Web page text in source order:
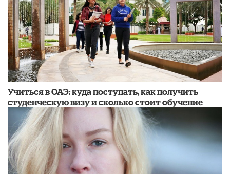
Учиться в ОАЭ: куда поступать, как получить
студенческую визу и сколько стоит обучение